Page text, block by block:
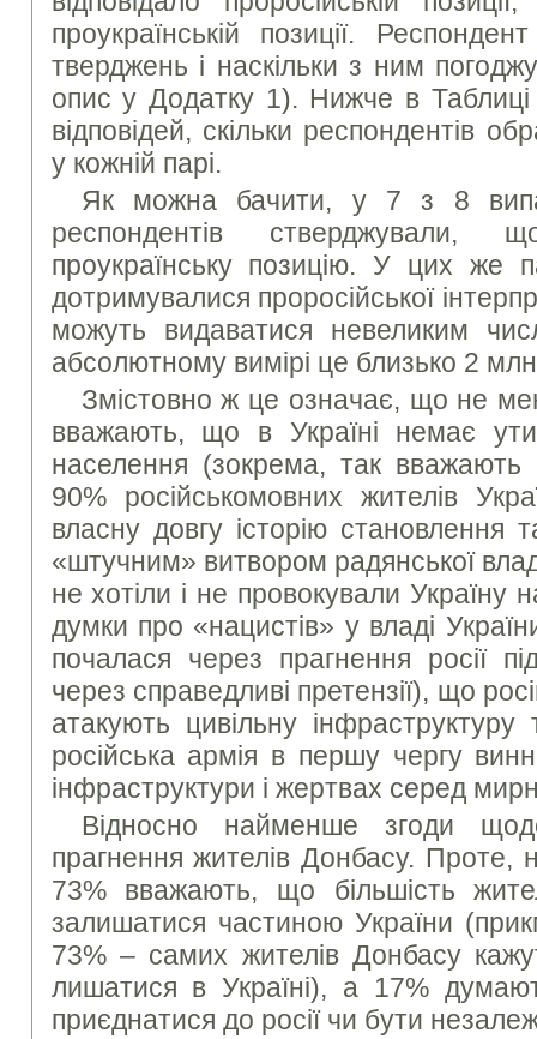
проукраїнській позиції.
тверджень і наскільки з ним
опис у Додатку 1). Нижче в
відповідей, скільки респондентів
у кожній парі.
Як можна бачити, у 7 з 8
респондентів стверджували,
проукраїнську позицію. У цих же
дотримувалися проросійської
можуть видаватися невеликим
абсолютному вимірі це близько 2
Змістовно ж це означає, що не
вважають, що в Україні немає
населення (зокрема, так вважають
90% російськомовних жителів
власну довгу історію становлення
«штучним» витвором радянської
не хотіли і не провокували Україну
думки про «нацистів» у владі
почалася через прагнення росії
через справедливі претензії), що
атакують цивільну
російська армія в першу чергу
інфраструктури і жертвах серед
Відносно найменше згоди
прагнення жителів Донбасу. Проте,
73% вважають, що більшість
залишатися частиною України
73% – самих жителів Донбасу
лишатися в Україні), а 17%
приєднатися до росії чи бути